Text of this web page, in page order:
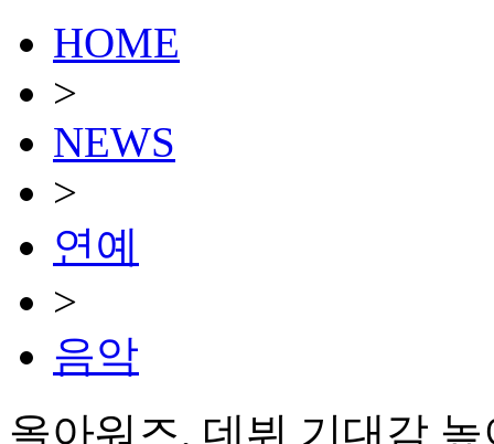
HOME
>
NEWS
>
연예
>
음악
올아워즈, 데뷔 기대감